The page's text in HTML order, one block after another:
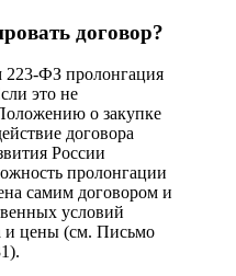
договор?
223-ФЗ пролонгация
это не
о закупке
договора
России
пролонгации
самим договором и
условий
и цены (см. Письмо